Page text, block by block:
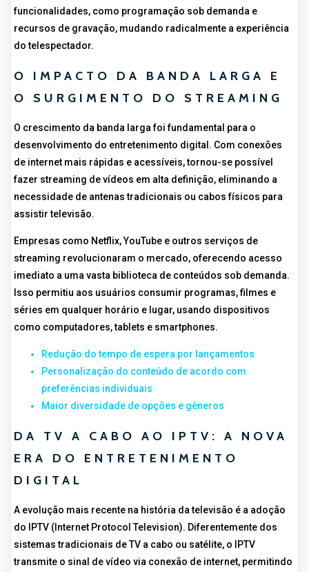
funcionalidades, como programação sob demanda e
recursos de gravação, mudando radicalmente a experiência
do telespectador.
O IMPACTO DA BANDA LARGA E
O SURGIMENTO DO STREAMING
O crescimento da banda larga foi fundamental para o
desenvolvimento do entretenimento digital. Com conexões
de internet mais rápidas e acessíveis, tornou-se possível
fazer streaming de vídeos em alta definição, eliminando a
necessidade de antenas tradicionais ou cabos físicos para
assistir televisão.
Empresas como Netflix, YouTube e outros serviços de
streaming revolucionaram o mercado, oferecendo acesso
imediato a uma vasta biblioteca de conteúdos sob demanda.
Isso permitiu aos usuários consumir programas, filmes e
séries em qualquer horário e lugar, usando dispositivos
como computadores, tablets e smartphones.
Redução do tempo de espera por lançamentos
Personalização do conteúdo de acordo com
preferências individuais
Maior diversidade de opções e gêneros
DA TV A CABO AO IPTV: A NOVA
ERA DO ENTRETENIMENTO
DIGITAL
A evolução mais recente na história da televisão é a adoção
do IPTV (Internet Protocol Television). Diferentemente dos
sistemas tradicionais de TV a cabo ou satélite, o IPTV
transmite o sinal de vídeo via conexão de internet, permitindo